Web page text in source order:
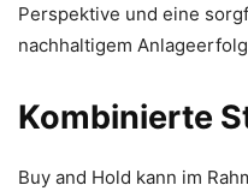
Perspektive und eine
nachhaltigem
Kombinierte
Buy and Hold kann im